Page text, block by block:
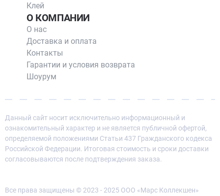
Клей
О КОМПАНИИ
О нас
Доставка и оплата
Контакты
Гарантии и условия возврата
Шоурум
Данный сайт носит исключительно информационный и
ознакомительный характер и не является публичной офертой,
определяемой положениями Статьи 437 Гражданского кодекса
Российской Федерации. Итоговая стоимость и сроки доставки
согласовываются после подтверждения заказа.
Все права защищены © 2023 - 2025 ООО «Марс Коллекшен»